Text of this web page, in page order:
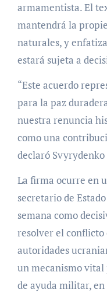
armamentista. El
mantendrá la
naturales, y
estará sujeta a
“Este acuerdo
para la paz
nuestra renuncia
como una
declaró Svyrydenko
La firma ocurre en
secretario de
semana como
resolver el conflicto
autoridades
un mecanismo
de ayuda militar, en